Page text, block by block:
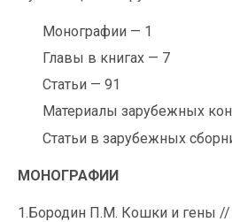
Монографии — 1
Главы в книгах — 7
Статьи — 91
Материалы зарубежных
Статьи в зарубежных
МОНОГРАФИИ
1.Бородин П.М. Кошки и гены